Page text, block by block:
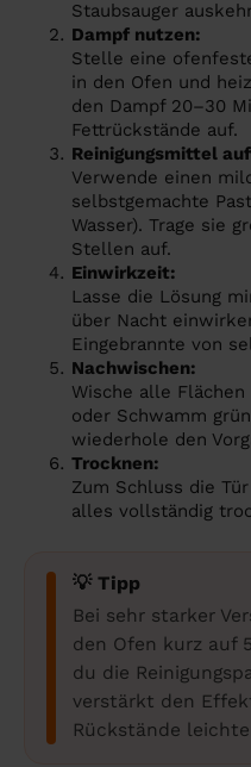
Staubsauger
Dampf nutzen:
Stelle eine
in den Ofen und
den Dampf 20–30
Fettrückstände auf.
Reinigungsmittel
Verwende einen
selbstgemachte
Wasser). Trage sie
Stellen auf.
Einwirkzeit:
Lasse die Lösung
über Nacht
Eingebrannte von
Nachwischen:
Wische alle
oder Schwamm
wiederhole den
Trocknen:
Zum Schluss die
alles vollständig
💡 Tipp
Bei sehr starker
den Ofen kurz auf
du die
verstärkt den
Rückstände